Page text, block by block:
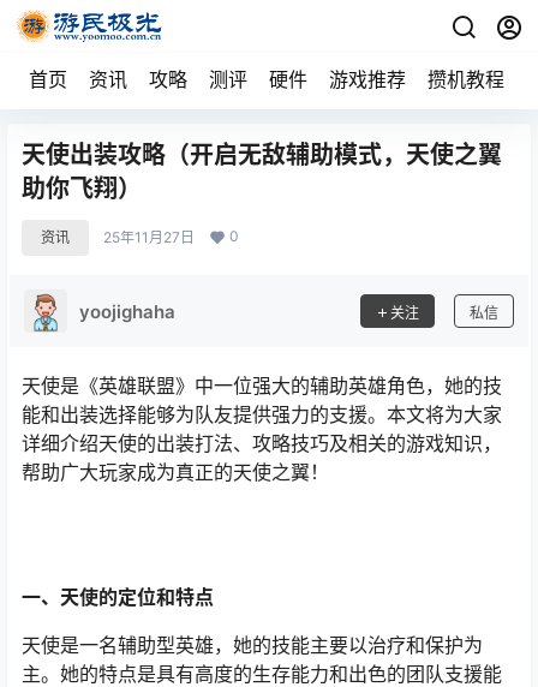
首页 资讯 攻略 测评 硬件 游戏推荐 攒机教程
天使出装攻略（开启无敌辅助模式，天使之翼
助你飞翔）
资讯 25年11月27日 0
yoojighaha 关注 私信
天使是《英雄联盟》中一位强大的辅助英雄角色，她的技
能和出装选择能够为队友提供强力的支援。本文将为大家
详细介绍天使的出装打法、攻略技巧及相关的游戏知识，
帮助广大玩家成为真正的天使之翼！
一、天使的定位和特点
天使是一名辅助型英雄，她的技能主要以治疗和保护为
主。她的特点是具有高度的生存能力和出色的团队支援能